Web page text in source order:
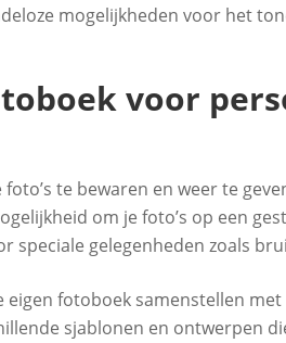
mogelijkheden voor het
voor
te bewaren en weer te
om je foto’s op een
speciale gelegenheden zoals
eigen fotoboek samenstellen
sjablonen en ontwerpen